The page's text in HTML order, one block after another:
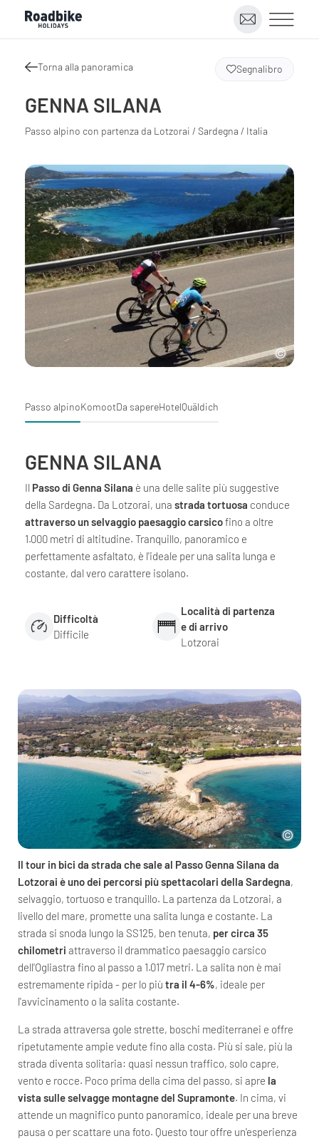
Torna alla panoramica
GENNA SILANA
Passo alpino con partenza da Lotzorai / Sardegna / Italia
Segnalibro
Passo alpinoKomootDa sapereHotelQuäldich
GENNA SILANA
Il Passo di Genna Silana è una delle salite più suggestive
della Sardegna. Da Lotzorai, una strada tortuosa conduce
attraverso un selvaggio paesaggio carsicofino a oltre
1.000 metri di altitudine. Tranquillo, panoramico e
perfettamente asfaltato, è l'ideale per una salita lunga e
costante, dal vero carattere isolano.
Difficoltà
Difficile
Località di partenza
e di arrivo
Lotzorai
Il tour in bici da strada che sale al Passo Genna Silana da
Lotzorai è uno dei percorsi più spettacolari della Sardegna,
selvaggio, tortuoso e tranquillo. La partenza da Lotzorai, a
livello del mare, promette una salita lunga e costante. La
strada si snoda lungo la SS125, ben tenuta, per circa 35
chilometri attraverso il drammatico paesaggio carsico
dell'Ogliastra fino al passo a 1.017 metri. La salita non è mai
estremamente ripida - per lo più tra il 4-6%, ideale per
l'avvicinamento o la salita costante.
La strada attraversa gole strette, boschi mediterranei e offre
ripetutamente ampie vedute fino alla costa. Più si sale, più la
strada diventa solitaria: quasi nessun traffico, solo capre,
vento e rocce. Poco prima della cima del passo, si apre la
vista sulle selvagge montagne del Supramonte. In cima, vi
attende un magnifico punto panoramico, ideale per una breve
pausa o per scattare una foto. Questo tour offre un'esperienza